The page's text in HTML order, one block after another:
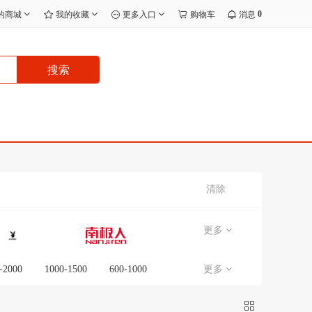
商城 我的收藏 更多入口 购物车 消息 0
搜索
清除
更多
2000 1000-1500 600-1000 更多